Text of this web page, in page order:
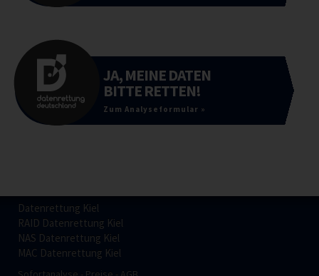
JA, MEINE DATEN
BITTE RETTEN!
Zum Analyseformular »
Datenrettung Kiel
RAID Datenrettung Kiel
NAS Datenrettung Kiel
MAC Datenrettung Kiel